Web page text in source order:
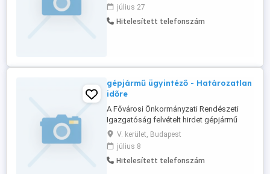
munkaviszony keretében takarítói
feladatok ellátására. Ellátandó feladatok
Irodai helyiségek takarítása, tisztán
július 27
Hitelesített telefonszám
gépjármű ügyintéző - Határozatlan
időre
A Fővárosi Önkormányzati Rendészeti
Igazgatóság felvételt hirdet gépjármű
ügyintéző munkakör betöltésére, 4 napos
munkarendben határozatlan idejű
munkaviszonyba, teljes munkaidőre.
Feladatok: - adminisztratív feladatok
V. kerület, Budapest
július 8
Hitelesített telefonszám